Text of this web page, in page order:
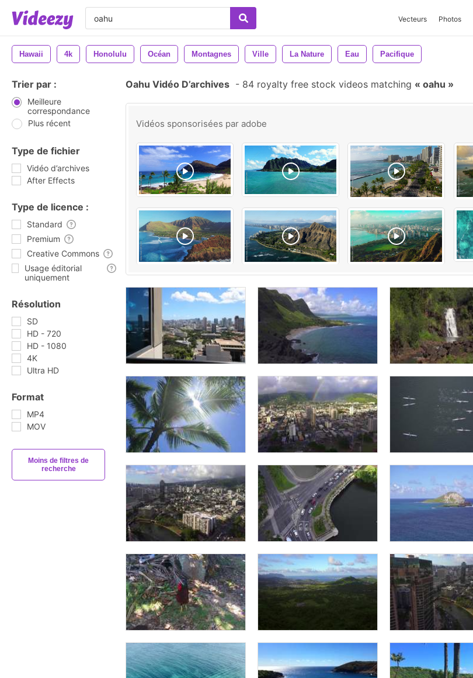
Vecteurs Photos
Hawaii 4k Honolulu Océan Montagnes Ville La Nature Eau Pacifique
Trier par :
Meilleure
correspondance
Plus récent
Type de fichier
Vidéo d’archives
After Effects
Type de licence :
Standard
Premium
Creative Commons
Usage éditorial
uniquement
Résolution
SD
HD - 720
HD - 1080
4K
Ultra HD
Format
MP4
MOV
Moins de filtres de
recherche
Oahu Vidéo D’archives - 84 royalty free stock videos matching oahu
Vidéos sponsorisées par adobe